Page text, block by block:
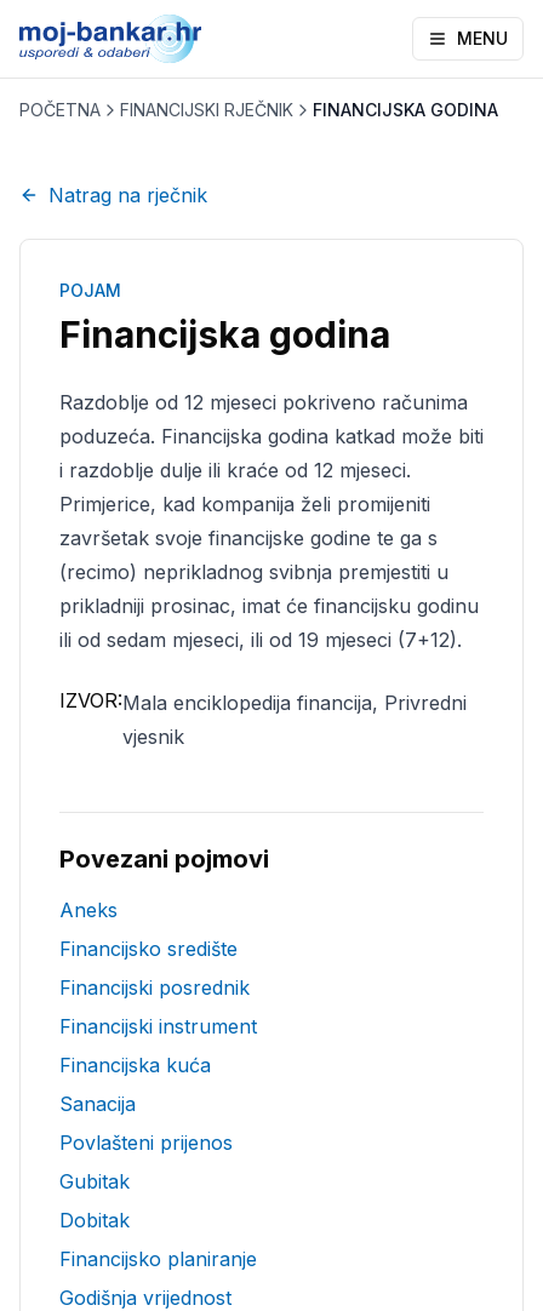
MENU
POČETNA FINANCIJSKI RJEČNIK FINANCIJSKA GODINA
Natrag na rječnik
POJAM
Financijska godina
Razdoblje od 12 mjeseci pokriveno računima
poduzeća. Financijska godina katkad može biti
i razdoblje dulje ili kraće od 12 mjeseci.
Primjerice, kad kompanija želi promijeniti
završetak svoje financijske godine te ga s
(recimo) neprikladnog svibnja premjestiti u
prikladniji prosinac, imat će financijsku godinu
ili od sedam mjeseci, ili od 19 mjeseci (7+12).
IZVOR:Mala enciklopedija financija, Privredni
vjesnik
Povezani pojmovi
Aneks
Financijsko središte
Financijski posrednik
Financijski instrument
Financijska kuća
Sanacija
Povlašteni prijenos
Gubitak
Dobitak
Financijsko planiranje
Godišnja vrijednost